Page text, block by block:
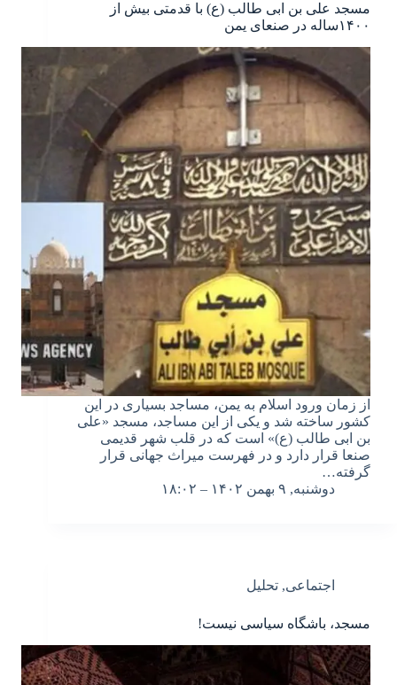
مسجد علی بن ابی طالب (ع) با قدمتی بیش از
۱۴۰۰ساله در صنعای یمن
از زمان ورود اسلام به یمن، مساجد بسیاری در این
کشور ساخته شد و یکی از این مساجد، مسجد «علی
بن ابی طالب (ع)» است که در قلب شهر قدیمی
صنعا قرار دارد و در فهرست میراث جهانی قرار
گرفته…
دوشنبه, ۹ بهمن ۱۴۰۲ – ۱۸:۰۲
اجتماعی, تحلیل
مسجد، باشگاه سیاسی نیست!